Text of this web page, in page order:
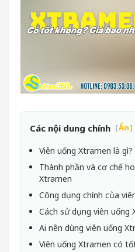
Các nội dung chính [Ẩn]
Viên uống Xtramen là gì?
Thành phần và cơ chế
Xtramen
Công dụng chính của
Cách sử dụng viên uống
Ai nên dùng viên uống
Viên uống Xtramen có